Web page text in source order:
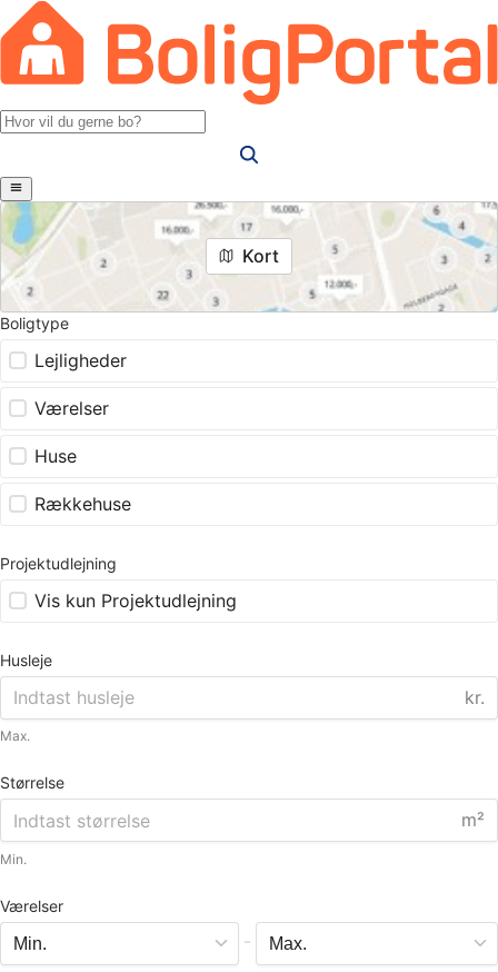
Kort
Boligtype
Lejligheder
Værelser
Huse
Rækkehuse
Projektudlejning
Vis kun Projektudlejning
Husleje
kr.
Max.
Størrelse
m²
Min.
Værelser
-